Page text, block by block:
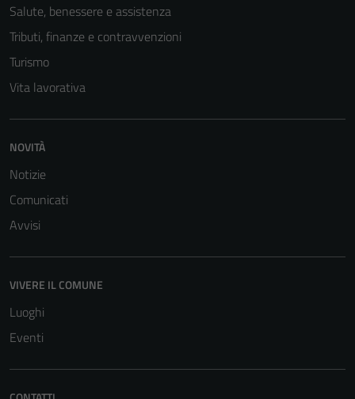
Salute, benessere e assistenza
Tributi, finanze e contravvenzioni
Turismo
Vita lavorativa
NOVITÀ
Notizie
Comunicati
Avvisi
VIVERE IL COMUNE
Luoghi
Eventi